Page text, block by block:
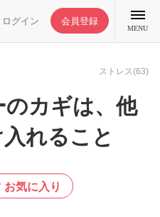
ログイン 会員登録
MENU
ストレス(63)
カギは、他
れること
お気に入り